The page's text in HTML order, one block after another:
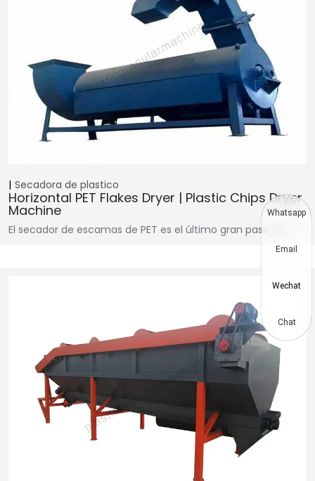
Secadora de plastico
Horizontal PET Flakes Dryer | Plastic Chips Dryer
Machine
El secador de escamas de PET es el último gran paso en…
Whatsapp
Email
Wechat
Chat